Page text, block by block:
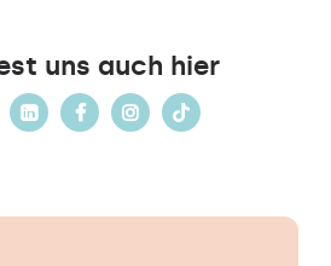
uns auch hier